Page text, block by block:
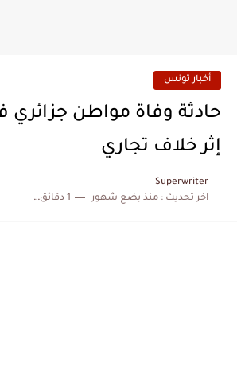
أخبار تونس
حادثة وفاة مواطن
إثر خلاف تجاري
Superwriter
اخر تحديث :منذ بضع شهور 1 دقائق للقراءة